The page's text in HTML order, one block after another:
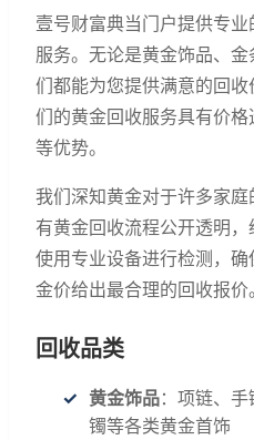
壹号财富典当门户提供专
服务。无论是黄金饰品、
们都能为您提供满意的回
们的黄金回收服务具有价
等优势。
我们深知黄金对于许多家
有黄金回收流程公开透明
使用专业设备进行检测，
金价给出最合理的回收报价。
回收品类
黄金饰品：项链、
镯等各类黄金首饰